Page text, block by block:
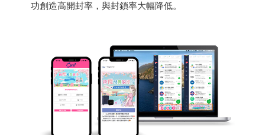
功創造高開封率，與封鎖率大幅降低。